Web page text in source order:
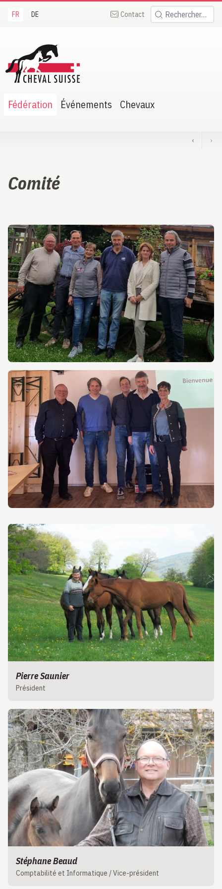
FR DE Contact Rechercher:
Suisse
Fédération Événements Chevaux
‹ ›
Comité
Pierre Saunier
Président
Stéphane Beaud
Comptabilité et Informatique / Vice-président